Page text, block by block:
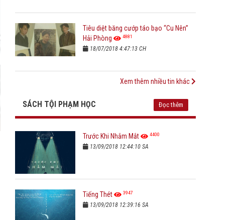
Tiêu diệt băng cướp táo bạo “Cu Nên”
Hải Phòng
4881
18/07/2018 4:47:13 CH
Xem thêm nhiều tin khác
SÁCH TỘI PHẠM HỌC Đọc thêm
Trước Khi Nhắm Mắt 4400
13/09/2018 12:44:10 SA
Tiếng Thét 3947
13/09/2018 12:39:16 SA